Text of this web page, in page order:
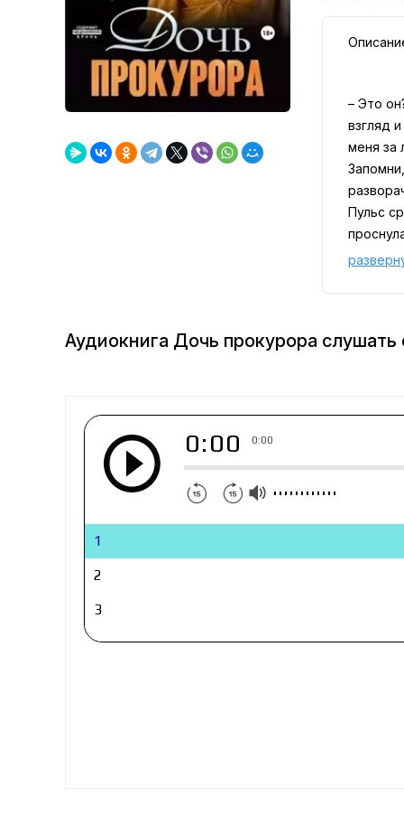
– Это
взгляд
меня за
Пульс
Аудиокнига Дочь прокурора слушать
0:00 0:00
1
2
3
4